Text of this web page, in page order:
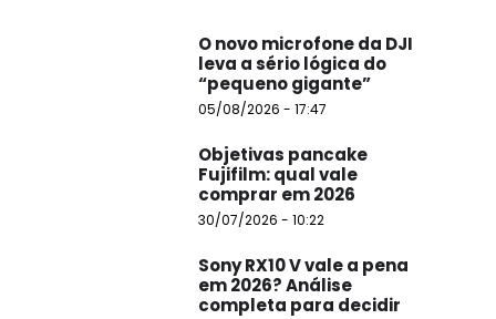
O novo microfone da DJI
leva a sério lógica do
“pequeno gigante”
05/08/2026 - 17:47
Objetivas pancake
Fujifilm: qual vale
comprar em 2026
30/07/2026 - 10:22
Sony RX10 V vale a pena
em 2026? Análise
completa para decidir